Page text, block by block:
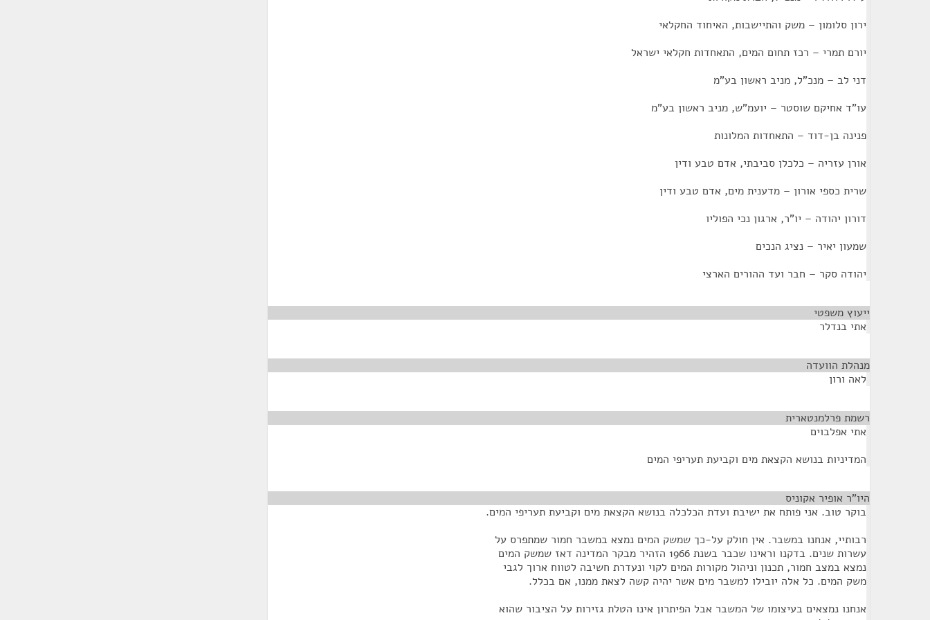
ירון סלומון – משק והתיישבות, האיחוד החקלאי
יורם תמרי – רכז תחום המים, התאחדות חקלאי ישראל
דני לב – מנכ"ל, מניב ראשון בע"מ
עו"ד אחיקם שוסטר – יועמ"ש, מניב ראשון בע"מ
פנינה בן-דוד – התאחדות המלונות
אורן עזריה – כלכלן סביבתי, אדם טבע ודין
שרית כספי אורון – מדענית מים, אדם טבע ודין
דורון יהודה – יו"ר, ארגון נכי הפוליו
שמעון יאיר – נציג הנכים
יהודה סקר – חבר ועד ההורים הארצי
ייעוץ משפטי
אתי בנדלר
מנהלת הוועדה
לאה ורון
רשמת פרלמנטארית
אתי אפלבוים
המדיניות בנושא הקצאת מים וקביעת תעריפי המים
היו”ר אופיר אקוניס
בוקר טוב. אני פותח את ישיבת ועדת הכלכלה בנושא הקצאת מים וקביעת תעריפי המים.
רבותיי, אנחנו במשבר. אין חולק על-כך שמשק המים נמצא במשבר חמור שמתפרס על
עשרות שנים. בדקנו וראינו שכבר בשנת 1966 הזהיר מבקר המדינה דאז שמשק המים
נמצא במצב חמור, תכנון וניהול מקורות המים לקוי ונעדרת חשיבה לטווח ארוך לגבי
משק המים. כל אלה יובילו למשבר מים אשר יהיה קשה לצאת ממנו, אם בכלל.
אנחנו נמצאים בעיצומו של המשבר אבל הפיתרון אינו הטלת גזירות על הציבור שהוא